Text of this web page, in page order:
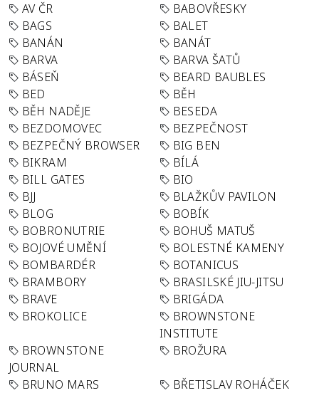
AV ČR
BABOVŘESKY
BAGS
BALET
BANÁN
BANÁT
BARVA
BARVA ŠATŮ
BÁSEŇ
BEARD BAUBLES
BED
BĚH
BĚH NADĚJE
BESEDA
BEZDOMOVEC
BEZPEČNOST
BEZPEČNÝ BROWSER
BIG BEN
BIKRAM
BÍLÁ
BILL GATES
BIO
BJJ
BLAŽKŮV PAVILON
BLOG
BOBÍK
BOBRONUTRIE
BOHUŠ MATUŠ
BOJOVÉ UMĚNÍ
BOLESTNÉ KAMENY
BOMBARDÉR
BOTANICUS
BRAMBORY
BRASILSKÉ JIU-JITSU
BRAVE
BRIGÁDA
BROKOLICE
BROWNSTONE
INSTITUTE
BROWNSTONE
JOURNAL
BROŽURA
BRUNO MARS
BŘETISLAV ROHÁČEK